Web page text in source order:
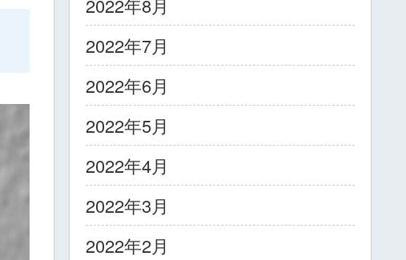
2022年8月
2022年7月
2022年6月
2022年5月
2022年4月
2022年3月
2022年2月